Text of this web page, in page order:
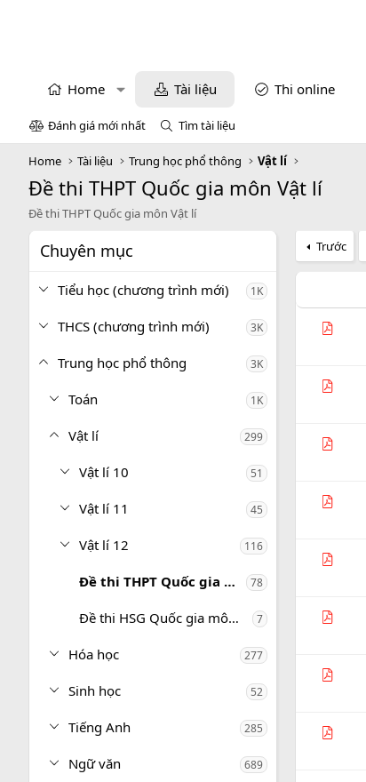
Home Tài liệu Thi online
Đánh giá mới nhất Tìm tài liệu
Home Tài liệu Trung học phổ thông Vật lí
Đề thi THPT Quốc gia môn Vật lí
Đề thi THPT Quốc gia môn Vật lí
Chuyên mục
Tiểu học (chương trình mới) 1K
THCS (chương trình mới) 3K
Trung học phổ thông 3K
Toán 1K
Vật lí 299
Vật lí 10 51
Vật lí 11 45
Vật lí 12 116
Đề thi THPT Quốc gia môn Vật lí 78
Đề thi HSG Quốc gia môn Vật lí 7
Hóa học 277
Sinh học 52
Tiếng Anh 285
Ngữ văn 689
Trước